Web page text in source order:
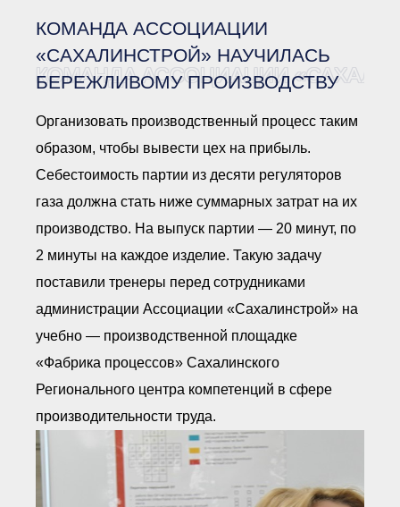
документы
● Действующие документы
● Сбор предложений во
внутренние документы
Компенсационный фонд
Реестры Ассоциации
Ассоциации
● Реестр членов
Ассоциации,
строительный контроль
объединения
● Реестр членов
Застройщиков
● Реестр членов
заказчиков
ООТСУО
● Реестр членов СРО
имеющих строительные
Архив реестров
КОМАНДА АССОЦИАЦИИ
«САХАЛИНСТРОЙ» НАУЧИЛАСЬ
БЕРЕЖЛИВОМУ ПРОИЗВОДСТВУ
КОМАНДА АССОЦИАЦИИ
Организовать производственный процесс таким
образом, чтобы вывести цех на прибыль.
Себестоимость партии из десяти регуляторов
газа должна стать ниже суммарных затрат на их
производство. На выпуск партии — 20 минут, по
2 минуты на каждое изделие. Такую задачу
поставили тренеры перед сотрудниками
администрации Ассоциации «Сахалинстрой» на
учебно — производственной площадке
«Фабрика процессов» Сахалинского
Регионального центра компетенций в сфере
производительности труда.